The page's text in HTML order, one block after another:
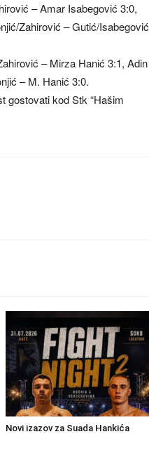
– Amar Isabegović 3:0,
Zahirović – Gutić/Isabegović
– Mirza Hanić 3:1, Adin
– M. Hanić 3:0.
gostovati kod Stk “Hašim
Novi izazov za Suada Hankića